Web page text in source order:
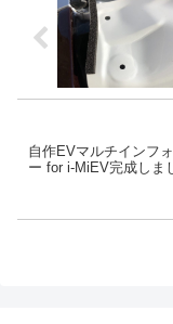
自作EVマルチインフ
ー for i-MiEV完成しま